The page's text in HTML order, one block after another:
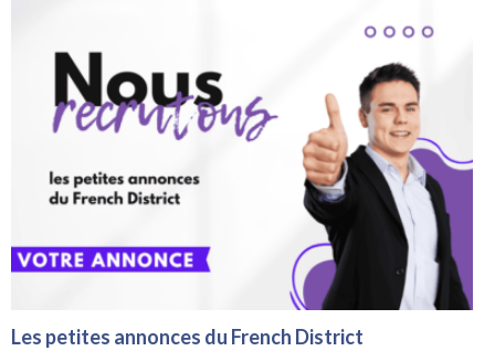
Les petites annonces du French District